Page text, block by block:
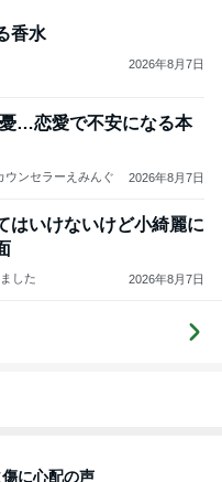
香水
2026年8月7日
…恋愛で不安になる本
ウンセラーえみんぐ 2026年8月7日
はいけないけど小綺麗に
した 2026年8月7日
に心配の声